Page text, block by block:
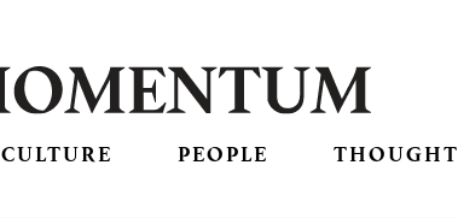
CULTURE PEOPLE THOUGHT